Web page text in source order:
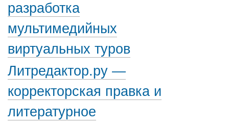
разработка
мультимедийных
виртуальных туров
Литредактор.ру —
корректорская правка и
литературное